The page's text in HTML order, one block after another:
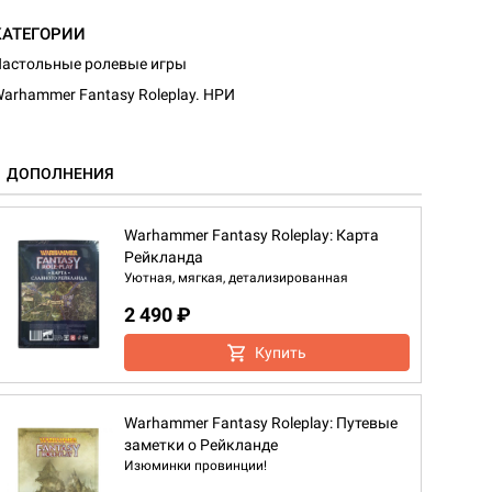
ролевые игры
Fantasy Roleplay. НРИ
ДОПОЛНЕНИЯ
Warhammer Fantasy Roleplay: Карта
Рейкланда
Уютная, мягкая, детализированная
2 490 ₽
Купить
Warhammer Fantasy Roleplay: Путевые
заметки о Рейкланде
Изюминки провинции!